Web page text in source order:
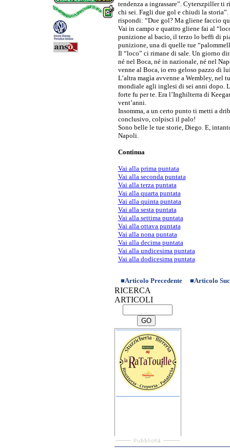
tendenza a ingrassare”. Cyterszpiller ti
chi sei. Fagli due gol e chiudi la
rispondi: “Due gol? Ma gliene faccio
Vai in campo e quattro gliene fai al
punizione al bacio, il terzo lo beffi di
punizione, una di quelle tue
Il “loco” ci rimane di sale. Un giorno
né nel Boca, né in nazionale, né nel
venne al Boca, io ero geloso pazzo di
L’altra magìa avvenne a Wembley, nel
mondiale agli inglesi di sei anni dopo.
forte fu per te. Era l’Inghilterra di
vent’anni.
Insomma, a un certo punto ti metti a
conclusivo, colpisci il palo!
Sono belle le tue storie, Diego. E,
Napoli.
Continua
Vai alla prima puntata
Vai alla seconda puntata
Vai alla terza puntata
Vai alla quarta puntata
Vai alla quinta puntata
Vai alla sesta puntata
Vai alla settima puntata
Vai alla ottava puntata
Vai alla nona puntata
Vai alla decima puntata
Vai alla undicesima puntata
Vai alla dodicesima puntata
■Articolo Precedente ■Articolo
RICERCA
ARTICOLI